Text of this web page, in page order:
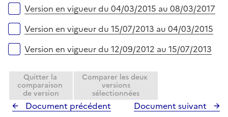
Version en vigueur du 04/03/2015 au 08/03/2017
Version en vigueur du 15/07/2013 au 04/03/2015
Version en vigueur du 12/09/2012 au 15/07/2013
Quitter la
comparaison
de version
Comparer les deux
versions
sélectionnées
Document précédent Document suivant